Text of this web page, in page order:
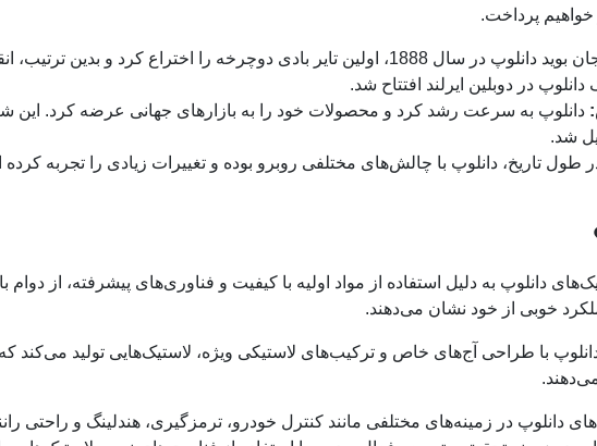
خواهیم پرداخت.
دانلوپ در دوبلین ایرلند افتتاح شد.
دانلوپ به سرعت رشد کرد و محصولات خود را به بازارهای جهانی عرضه کرد. این
شد.
طول تاریخ، دانلوپ با چالش‌های مختلفی روبرو بوده و تغییرات زیادی را تجربه کرده
دانلوپ به دلیل استفاده از مواد اولیه با کیفیت و فناوری‌های پیشرفته، از
خوبی از خود نشان می‌دهند.
با طراحی آج‌های خاص و ترکیب‌های لاستیکی ویژه، لاستیک‌هایی تولید می‌کند
دانلوپ در زمینه‌های مختلفی مانند کنترل خودرو، ترمزگیری، هندلینگ و راحتی